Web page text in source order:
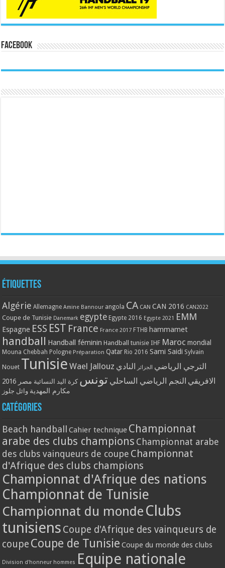
Facebook
Étiquettes
Algérie Allemagne Amine Bannour angola CA CAN CAN 2016 CAN2022
Coupe de Tunisie Danemark egypte Egypte 2016 Egypte 2021 EMM
Espagne ESS EST France France 2017 FTHB hammamet
handball Handball féminin Handball tunisie IHF Maroc mondial
Mouna Chebbah Pologne Préparation Qatar Rio 2016 Sami Saidi Sylvain
Nouet Tunisie Wael Jallouz الترجي الرياضي الجزائر النادي
الافريقي النجم الرياضي الساحلي تونس كرة اليد النسائية مصر 2016
مكارم المهدية وائل جلوز
Catégories
Beach handball Cahier technique Championnat
arabe des clubs champions Championnat arabe
des clubs vainqueurs de coupe Championnat
d'Afrique des clubs champions
Championnat d'Afrique des nations
Championnat de Tunisie
Championnat du monde Clubs
tunisiens Coupe d'Afrique des vainqueurs de
coupe Coupe de Tunisie Coupe du monde des clubs
Division d'honneur hommes Equipe nationale